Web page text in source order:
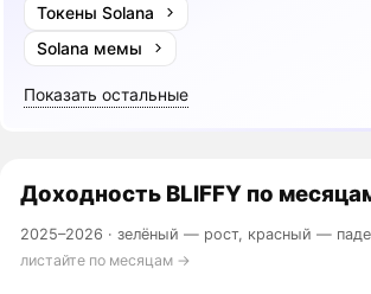
Токены Solana
Solana мемы
Показать остальные
Доходность BLIFFY по
2025–2026 ·зелёный — рост, красный —
листайте по месяцам →